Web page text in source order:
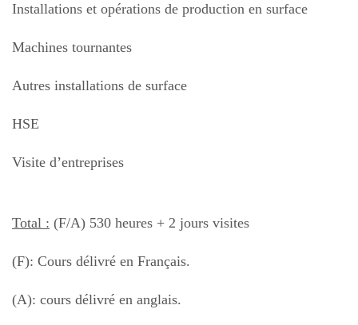
Installations et opérations de production en surface
Machines tournantes
Autres installations de surface
HSE
Visite d’entreprises
Total : (F/A) 530 heures + 2 jours visites
(F): Cours délivré en Français.
(A): cours délivré en anglais.